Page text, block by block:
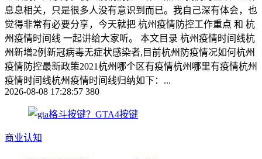
息息相关，只是很多人没有意识到而已。我自己深有体会，也
觉得非常有必要分享，今天就把 杭州疫情防控工作重点 和 杭
州疫情时间线 一起讲给大家听。 本文目录 杭州疫情时间线杭
州新增2例新冠病毒无症状感染者,目前杭州防疫情况如何杭州
疫情防控最新政策2021杭州哪个区有疫情杭州哪里有疫情杭州
疫情时间线杭州疫情时间线归纳如下：...
2026-08-08 17:28:57 380
商业认知